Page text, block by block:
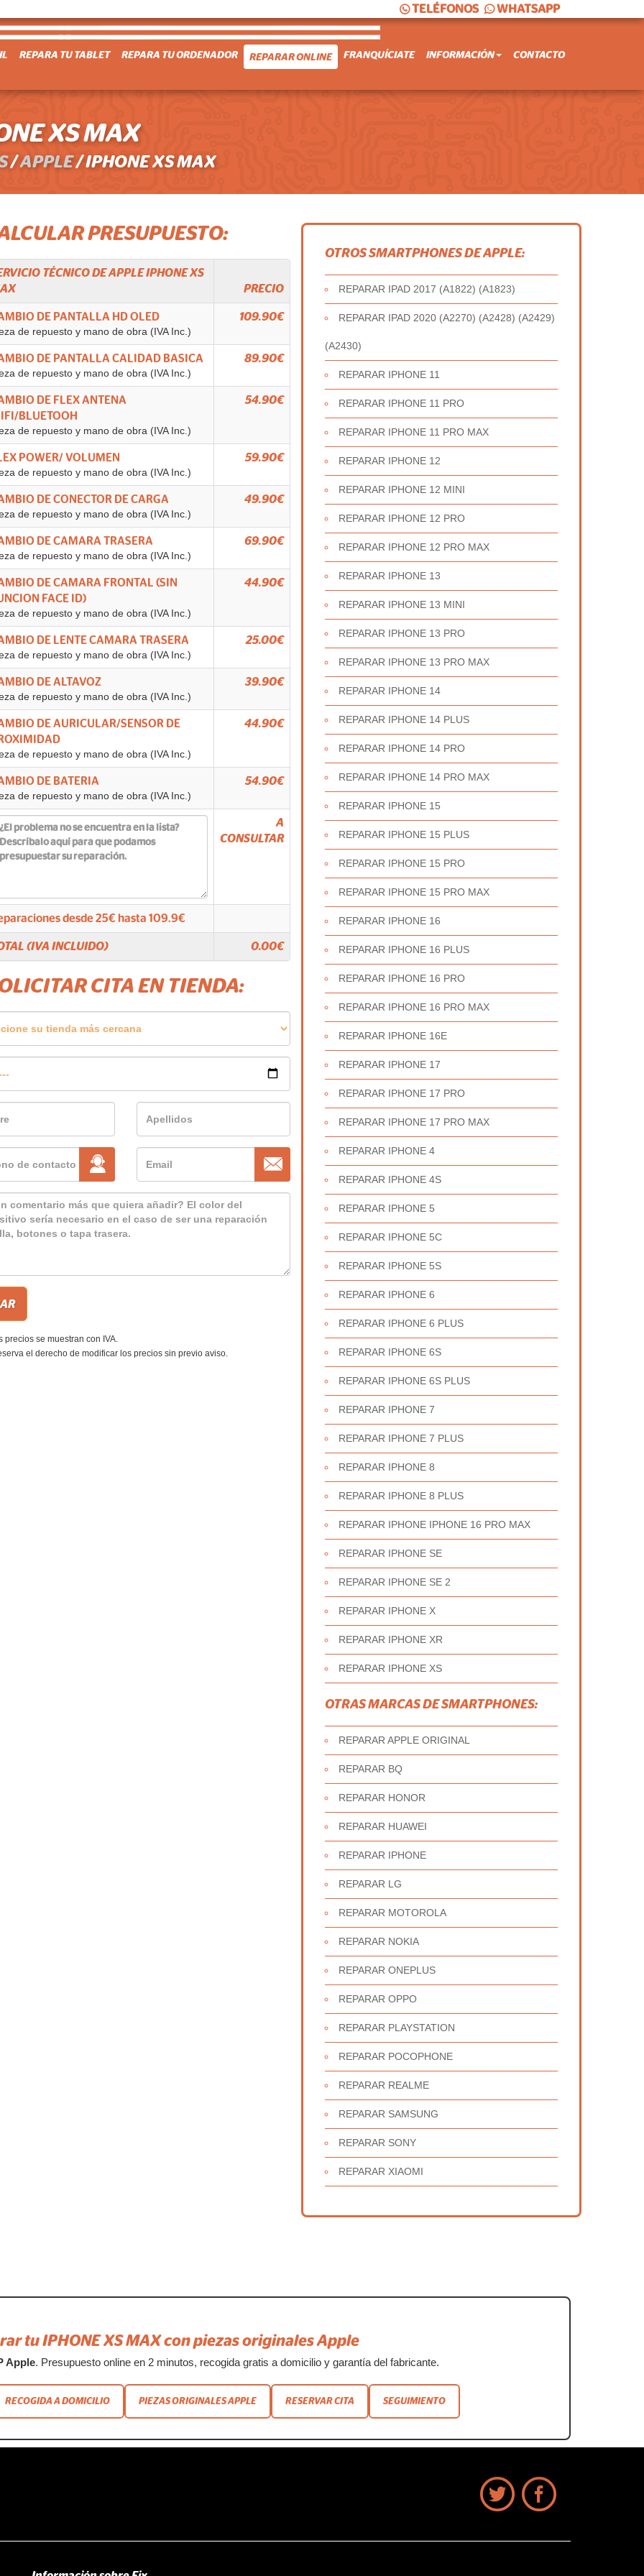
TELÉFONOS WHATSAPP
REPARA TU TABLET REPARA TU ORDENADOR REPARAR ONLINE FRANQUÍCIATE INFORMACIÓN CONTACTO
XS MAX
/APPLE/IPHONE XS MAX
PRESUPUESTO:
TÉCNICO DEAPPLE IPHONE XS
PRECIO
DE PANTALLA HD OLED
de repuesto y mano de obra (IVA Inc.)
109.90€
DE PANTALLA CALIDAD BASICA
de repuesto y mano de obra (IVA Inc.)
89.90€
DE FLEX ANTENA
BLUETOOH
de repuesto y mano de obra (IVA Inc.)
54.90€
POWER/ VOLUMEN
de repuesto y mano de obra (IVA Inc.)
59.90€
DE CONECTOR DE CARGA
de repuesto y mano de obra (IVA Inc.)
49.90€
DE CAMARA TRASERA
de repuesto y mano de obra (IVA Inc.)
69.90€
DE CAMARA FRONTAL (SIN
FACE ID)
de repuesto y mano de obra (IVA Inc.)
44.90€
DE LENTE CAMARA TRASERA
de repuesto y mano de obra (IVA Inc.)
25.00€
DE ALTAVOZ
de repuesto y mano de obra (IVA Inc.)
39.90€
DE AURICULAR/SENSOR DE
de repuesto y mano de obra (IVA Inc.)
44.90€
DE BATERIA
de repuesto y mano de obra (IVA Inc.)
54.90€
A
CONSULTAR
desde25€ hasta 109.9€
(IVA INCLUIDO) 0.00€
CITA EN TIENDA:
precios se muestran con IVA.
el derecho de modificar los precios sin previo aviso.
OTROS SMARTPHONES DE APPLE:
REPARAR IPAD 2017 (A1822) (A1823)
REPARAR IPAD 2020 (A2270) (A2428) (A2429)
(A2430)
REPARAR IPHONE 11
REPARAR IPHONE 11 PRO
REPARAR IPHONE 11 PRO MAX
REPARAR IPHONE 12
REPARAR IPHONE 12 MINI
REPARAR IPHONE 12 PRO
REPARAR IPHONE 12 PRO MAX
REPARAR IPHONE 13
REPARAR IPHONE 13 MINI
REPARAR IPHONE 13 PRO
REPARAR IPHONE 13 PRO MAX
REPARAR IPHONE 14
REPARAR IPHONE 14 PLUS
REPARAR IPHONE 14 PRO
REPARAR IPHONE 14 PRO MAX
REPARAR IPHONE 15
REPARAR IPHONE 15 PLUS
REPARAR IPHONE 15 PRO
REPARAR IPHONE 15 PRO MAX
REPARAR IPHONE 16
REPARAR IPHONE 16 PLUS
REPARAR IPHONE 16 PRO
REPARAR IPHONE 16 PRO MAX
REPARAR IPHONE 16E
REPARAR IPHONE 17
REPARAR IPHONE 17 PRO
REPARAR IPHONE 17 PRO MAX
REPARAR IPHONE 4
REPARAR IPHONE 4S
REPARAR IPHONE 5
REPARAR IPHONE 5C
REPARAR IPHONE 5S
REPARAR IPHONE 6
REPARAR IPHONE 6 PLUS
REPARAR IPHONE 6S
REPARAR IPHONE 6S PLUS
REPARAR IPHONE 7
REPARAR IPHONE 7 PLUS
REPARAR IPHONE 8
REPARAR IPHONE 8 PLUS
REPARAR IPHONE IPHONE 16 PRO MAX
REPARAR IPHONE SE
REPARAR IPHONE SE 2
REPARAR IPHONE X
REPARAR IPHONE XR
REPARAR IPHONE XS
OTRAS MARCAS DE SMARTPHONES:
REPARAR APPLE ORIGINAL
REPARAR BQ
REPARAR HONOR
REPARAR HUAWEI
REPARAR IPHONE
REPARAR LG
REPARAR MOTOROLA
REPARAR NOKIA
REPARAR ONEPLUS
REPARAR OPPO
REPARAR PLAYSTATION
REPARAR POCOPHONE
REPARAR REALME
REPARAR SAMSUNG
REPARAR SONY
REPARAR XIAOMI
tu IPHONE XS MAX con piezas originales Apple
Apple. Presupuesto online en 2 minutos, recogida gratis a domicilio y garantía del fabricante.
RECOGIDA A DOMICILIO PIEZAS ORIGINALES APPLE RESERVAR CITA SEGUIMIENTO